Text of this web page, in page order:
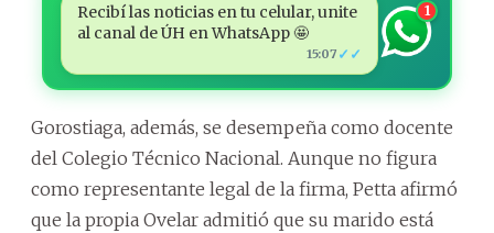
Recibí las noticias en tu celular, unite
al canal de ÚH en WhatsApp 🤩
15:07 ✓✓
1
Gorostiaga, además, se desempeña como docente
del Colegio Técnico Nacional. Aunque no figura
como representante legal de la firma, Petta afirmó
que la propia Ovelar admitió que su marido está